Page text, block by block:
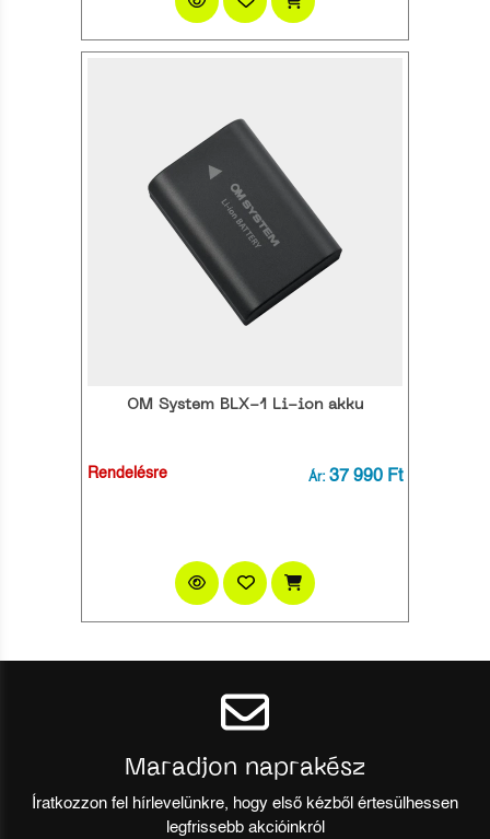
OM System BLX-1 Li-ion akku
Rendelésre Ár: 37 990 Ft
Maradjon naprakész
Íratkozzon fel hírlevelünkre, hogy első kézből értesülhessen
legfrissebb akcióinkról